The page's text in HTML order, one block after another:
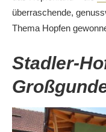
überraschende,
Thema Hopfen
Stadler-